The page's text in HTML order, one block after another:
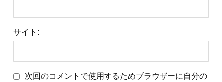
サイト:
次回のコメントで使用するためブラウザーに自分の